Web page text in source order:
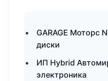
GARAGE Моторс
диски
ИП Hybrid
электроника